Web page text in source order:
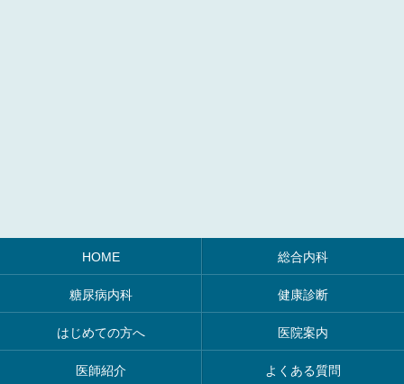
HOME 総合内科
糖尿病内科 健康診断
はじめての方へ 医院案内
医師紹介 よくある質問